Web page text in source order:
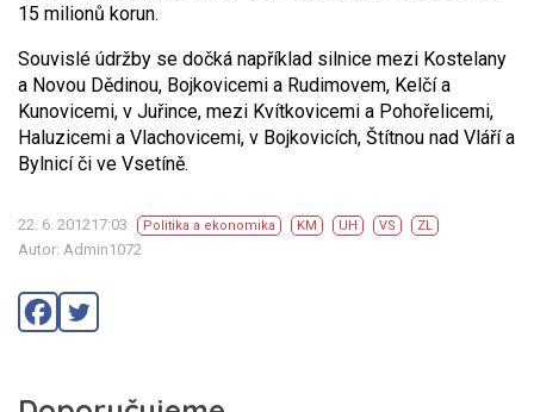
15 milionů korun.
Souvislé údržby se dočká například silnice mezi Kostelany
a Novou Dědinou, Bojkovicemi a Rudimovem, Kelčí a
Kunovicemi, v Juřince, mezi Kvítkovicemi a Pohořelicemi,
Haluzicemi a Vlachovicemi, v Bojkovicích, Štítnou nad Vláří a
Bylnicí či ve Vsetíně.
22. 6. 201217:03 Politika a ekonomika KM UH VS ZL
Autor: Admin1072